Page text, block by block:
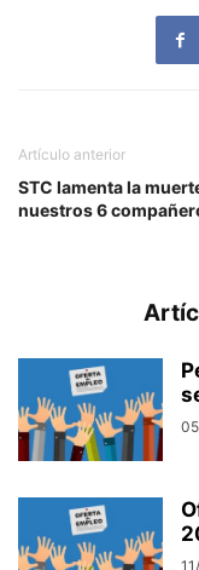
Artículo anterior
STC lamenta la
nuestros 6